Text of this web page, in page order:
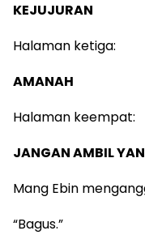
KEJUJURAN
Halaman ketiga:
AMANAH
Halaman keempat:
JANGAN AMBIL
Mang Ebin
“Bagus.”